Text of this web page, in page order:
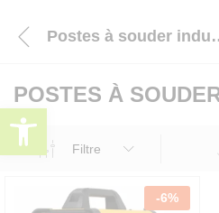
Postes
POSTES À
Filtre
-6%
Ouvrir la barre